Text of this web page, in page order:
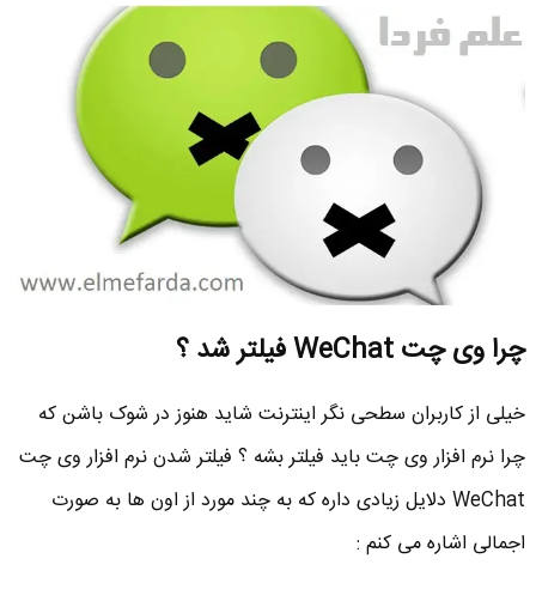
چرا وی چت WeChat فیلتر شد ؟
خیلی از کاربران سطحی نگر اینترنت شاید هنوز در شوک باشن که
چرا نرم افزار وی چت باید فیلتر بشه ؟ فیلتر شدن نرم افزار وی چت
WeChat دلایل زیادی داره که به چند مورد از اون ها به صورت
اجمالی اشاره می کنم :